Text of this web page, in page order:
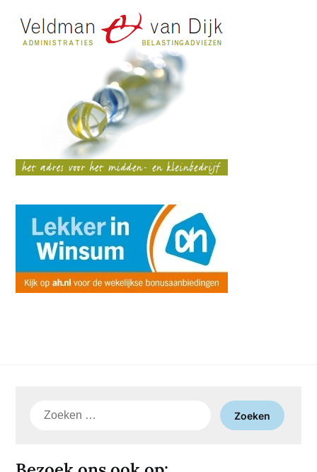
Zoeken